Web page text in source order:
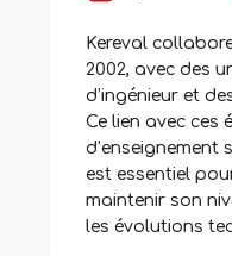
Kereval
2002, avec des
d’ingénieur et
Ce lien avec ces
d’enseignement
est essentiel
maintenir son
les évolutions